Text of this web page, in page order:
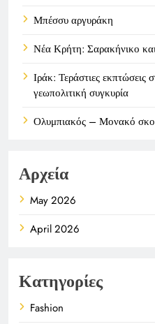
Μπέσσυ αργυράκη
Νέα Κρήτη: Σαρακήνικο
Ιράκ: Τεράστιες εκπτώσεις
γεωπολιτική συγκυρία
Ολυμπιακός – Μονακό
Αρχεία
May 2026
April 2026
Κατηγορίες
Fashion